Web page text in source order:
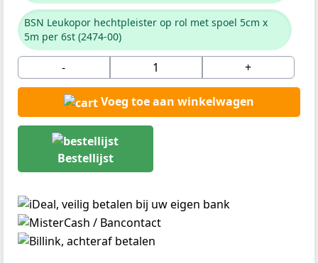
BSN Leukopor hechtpleister op rol met spoel 5cm x
5m per 6st (2474-00)
- +
Voeg toe aan winkelwagen
Bestellijst